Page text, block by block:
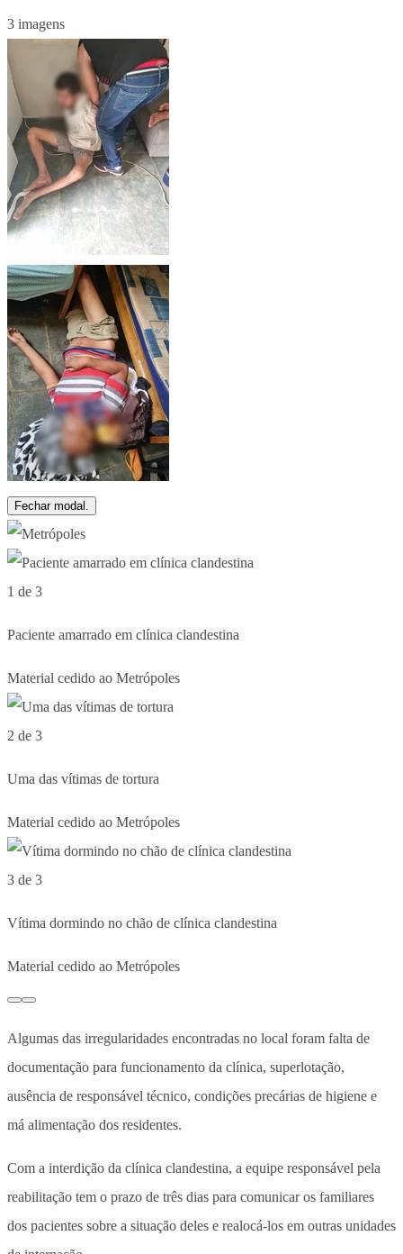
3 imagens
Fechar modal.
1 de 3
Paciente amarrado em clínica clandestina
Material cedido ao Metrópoles
2 de 3
Uma das vítimas de tortura
Material cedido ao Metrópoles
3 de 3
Vítima dormindo no chão de clínica clandestina
Material cedido ao Metrópoles
Algumas das irregularidades encontradas no local foram falta de
documentação para funcionamento da clínica, superlotação,
ausência de responsável técnico, condições precárias de higiene e
má alimentação dos residentes.
Com a interdição da clínica clandestina, a equipe responsável pela
reabilitação tem o prazo de três dias para comunicar os familiares
dos pacientes sobre a situação deles e realocá-los em outras unidades